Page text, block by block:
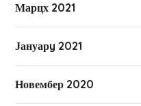
Марцх 2021
Јануарy 2021
Новембер 2020